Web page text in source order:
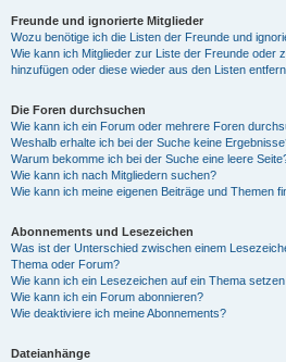
Freunde und ignorierte Mitglieder
Wozu benötige ich die Listen der Freunde und
Wie kann ich Mitglieder zur Liste der Freunde oder
hinzufügen oder diese wieder aus den Listen
Die Foren durchsuchen
Wie kann ich ein Forum oder mehrere Foren
Weshalb erhalte ich bei der Suche keine
Warum bekomme ich bei der Suche eine leere
Wie kann ich nach Mitgliedern suchen?
Wie kann ich meine eigenen Beiträge und Themen
Abonnements und Lesezeichen
Was ist der Unterschied zwischen einem
Thema oder Forum?
Wie kann ich ein Lesezeichen auf ein Thema
Wie kann ich ein Forum abonnieren?
Wie deaktiviere ich meine Abonnements?
Dateianhänge